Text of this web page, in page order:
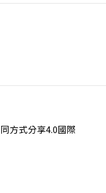
方式分享4.0國際